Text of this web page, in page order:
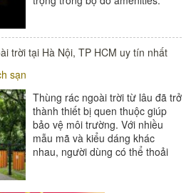
trời tại Hà Nội, TP HCM uy tín nhất
sạn
Thùng rác ngoài trời từ lâu đã trở
thành thiết bị quen thuộc giúp
bảo vệ môi trường. Với nhiều
mẫu mã và kiểu dáng khác
nhau, người dùng có thể thoải